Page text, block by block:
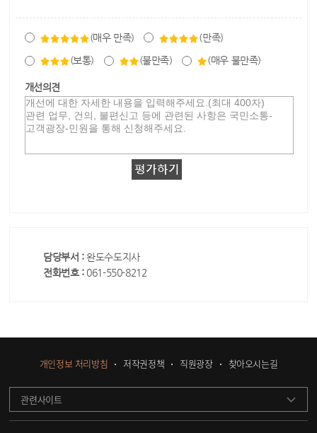
(매우 만족) (만족)
(보통) (불만족) (매우 불만족)
개선의견
담당부서 :완도수도지사
전화번호 : 061-550-8212
개인정보 처리방침 저작권정책 직원광장 찾아오시는길
관련사이트